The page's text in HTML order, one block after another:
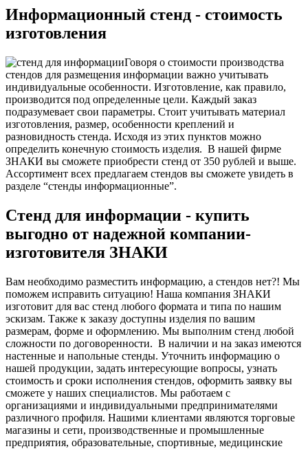
Информационный стенд - стоимость
изготовления
Говоря о стоимости производства
стендов для размещения информации важно учитывать
индивидуальные особенности. Изготовление, как правило,
производится под определенные цели. Каждый заказ
подразумевает свои параметры. Стоит учитывать материал
изготовления, размер, особенности креплений и
разновидность стенда. Исходя из этих пунктов можно
определить конечную стоимость изделия. В нашей фирме
ЗНАКИ вы сможете приобрести стенд от 350 рублей и выше.
Ассортимент всех предлагаем стендов вы сможете увидеть в
разделе “стенды информационные”.
Стенд для информации - купить
выгодно от надежной компании-
изготовителя ЗНАКИ
Вам необходимо разместить информацию, а стендов нет?! Мы
поможем исправить ситуацию! Наша компания ЗНАКИ
изготовит для вас стенд любого формата и типа по нашим
эскизам. Также к заказу доступны изделия по вашим
размерам, форме и оформлению. Мы выполним стенд любой
сложности по договоренности. В наличии и на заказ имеются
настенные и напольные стенды. Уточнить информацию о
нашей продукции, задать интересующие вопросы, узнать
стоимость и сроки исполнения стендов, оформить заявку вы
сможете у наших специалистов. Мы работаем с
организациями и индивидуальными предпринимателями
различного профиля. Нашими клиентами являются торговые
магазины и сети, производственные и промышленные
предприятия, образовательные, спортивные, медицинские